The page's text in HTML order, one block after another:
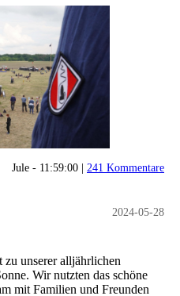
Jule - 11:59:00 | 241 Kommentare
2024-05-28
unserer alljährlichen
Wir nutzten das schöne
mit Familien und Freunden